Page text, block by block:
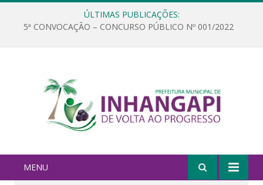
ÚLTIMAS PUBLICAÇÕES:
5ª CONVOCAÇÃO – CONCURSO PÚBLICO Nº 001/2022
MENU